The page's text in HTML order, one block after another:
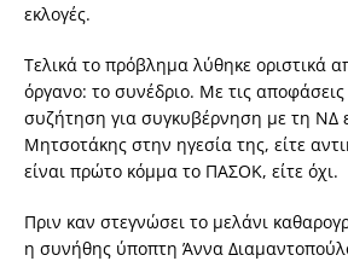
εκλογές.
Τελικά το πρόβλημα λύθηκε οριστικά
όργανο: το συνέδριο. Με τις
συζήτηση για συγκυβέρνηση με τη ΝΔ
Μητσοτάκης στην ηγεσία της, είτε
είναι πρώτο κόμμα το ΠΑΣΟΚ, είτε όχι.
Πριν καν στεγνώσει το μελάνι
η συνήθης ύποπτη Άννα